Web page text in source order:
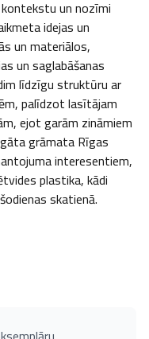
un nozīmi
idejas un
un materiālos,
un saglabāšanas
līdzīgu struktūru ar
palīdzot lasītājam
ejot garām zināmiem
grāmata Rīgas
interesentiem,
plastika, kādi
skatienā.